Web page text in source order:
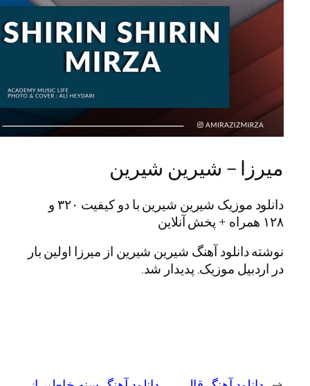
– شیرین شیرین
دانلود موزیک شیرین شیرین با دو کیفیت ۳۲۰ و
آهنگ شیرین شیرین از میرزا اولین بار
موزیک. پدیدار شد.